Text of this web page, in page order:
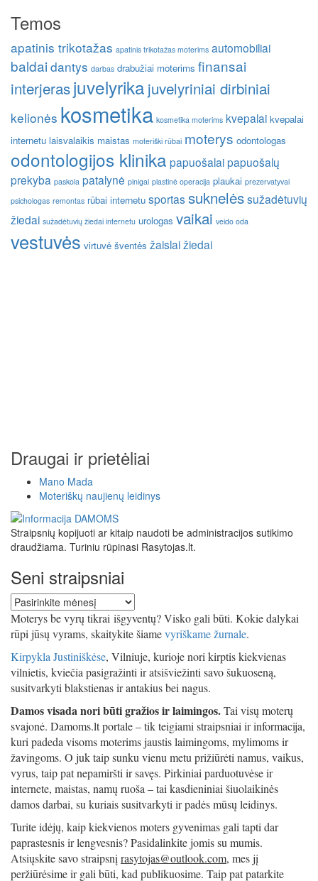
Temos
apatinis trikotažas apatinis trikotažas moterims automobiliai
baldai dantys darbas drabužiai moterims finansai
interjerasjuvelyrika juvelyriniai dirbiniai
kelionės kosmetika kosmetika moterims kvepalai kvepalai
internetu laisvalaikis maistas moteriški rūbai moterys odontologas
odontologijos klinika papuošalaipapuošalų
prekyba paskola patalynė pinigai plastinė operacija plaukai prezervatyvai
psichologas remontas rūbai internetu sportassuknelėssužadėtuvių
žiedai sužadėtuvių žiedai internetu urologas vaikai veido oda
vestuvės virtuvė šventės žaislaižiedai
Draugai ir prietėliai
Mano Mada
Moteriškų naujienų leidinys
Straipsnių kopijuoti ar kitaip naudoti be administracijos sutikimo
draudžiama. Turiniu rūpinasi Rasytojas.lt.
Seni straipsniai
Seni
straipsniai
Moterys be vyrų tikrai išgyventų? Visko gali būti. Kokie dalykai
rūpi jūsų vyrams, skaitykite šiamevyriškame žurnale.
Kirpykla Justiniškėse, Vilniuje, kurioje nori kirptis kiekvienas
vilnietis, kviečia pasigražinti ir atsišviežinti savo šukuoseną,
susitvarkyti blakstienas ir antakius bei nagus.
Damos visada nori būti gražios ir laimingos.Tai visų moterų
svajonė. Damoms.lt portale – tik teigiami straipsniai ir informacija,
kuri padeda visoms moterims jaustis laimingoms, mylimoms ir
žavingoms. O juk taip sunku vienu metu prižiūrėti namus, vaikus,
vyrus, taip pat nepamiršti ir savęs. Pirkiniai parduotuvėse ir
internete, maistas, namų ruoša – tai kasdieniniai šiuolaikinės
damos darbai, su kuriais susitvarkyti ir padės mūsų leidinys.
Turite idėjų, kaip kiekvienos moters gyvenimas gali tapti dar
paprastesnis ir lengvesnis? Pasidalinkite jomis su mumis.
Atsiųskite savo straipsnįrasytojas@outlook.com, mes jį
peržiūrėsime ir gali būti, kad publikuosime. Taip pat patarkite